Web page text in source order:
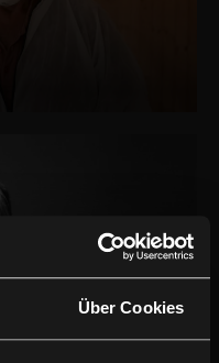
Über Cookies